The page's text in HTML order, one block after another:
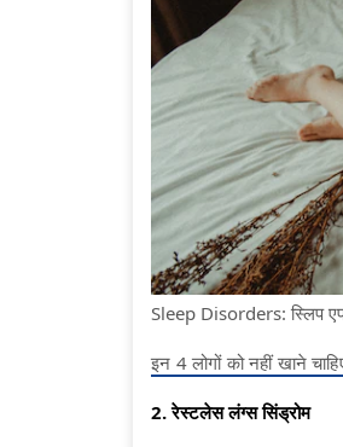
Sleep Disorders: स्लिप
इन 4 लोगों को नहीं खाने
2. रेस्टलेस लंग्स सिंड्रोम